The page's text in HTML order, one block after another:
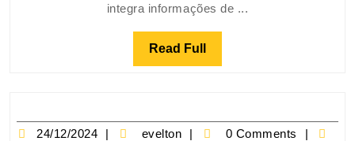
integra informações de ...
Read Full
24/12/2024 evelton
0 Comments